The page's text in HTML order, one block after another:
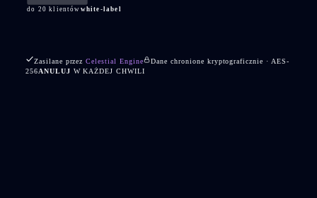
do 20 klientów white-label
Zasilane przezCelestial Engine
Dane chronione kryptograficznie · AES-
256ANULUJ W KAŻDEJ CHWILI